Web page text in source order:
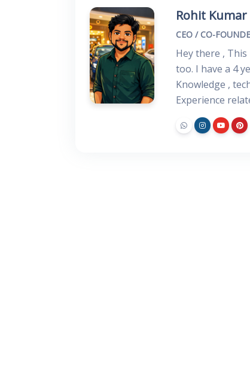
Rohit Kumar
CEO / CO-
Hey there ,
too. I have a 4
Knowledge ,
Experience